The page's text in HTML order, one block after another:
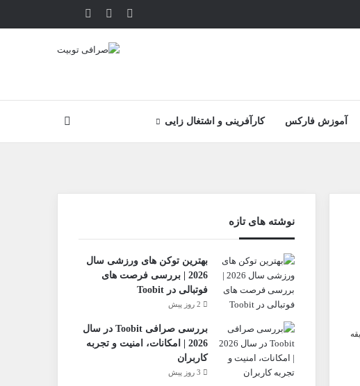
یوتیوبتلگرامخوراک
آموزش فارکس کارآفرینی و اشتغال زایی جستجو
نوشته های تازه
بهترین توکن های ورزشی سال
2026 | بررسی فرصت های
فوتبالی در Toobit
2 روز پیش
بررسی صرافی Toobit در سال
2026 | امکانات، امنیت و تجربه
کاربران
3 روز پیش